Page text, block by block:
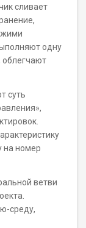
сливает
одну
облегчают
суть
на номер
ветви
среду,